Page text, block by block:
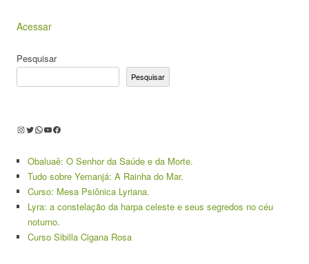
Acessar
Pesquisar
Pesquisar
Instagram
Twitter
WhatsApp
Youtube
Facebook
Obaluaê: O Senhor da Saúde e da Morte.
Tudo sobre Yemanjá: A Rainha do Mar.
Curso: Mesa Psiônica Lyriana.
Lyra: a constelação da harpa celeste e seus segredos no céu
noturno.
Curso Sibilla Cigana Rosa